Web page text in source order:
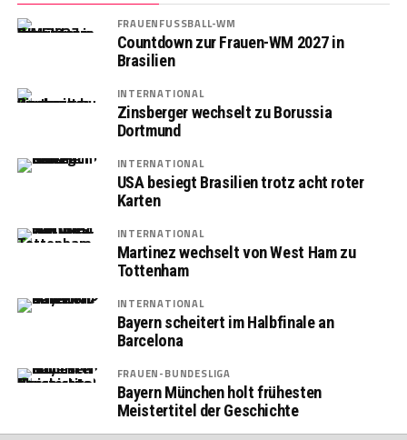
FRAUENFUSSBALL-WM
Countdown zur Frauen-WM 2027 in
Brasilien
INTERNATIONAL
Zinsberger wechselt zu Borussia
Dortmund
INTERNATIONAL
USA besiegt Brasilien trotz acht roter
Karten
INTERNATIONAL
Martinez wechselt von West Ham zu
Tottenham
INTERNATIONAL
Bayern scheitert im Halbfinale an
Barcelona
FRAUEN-BUNDESLIGA
Bayern München holt frühesten
Meistertitel der Geschichte